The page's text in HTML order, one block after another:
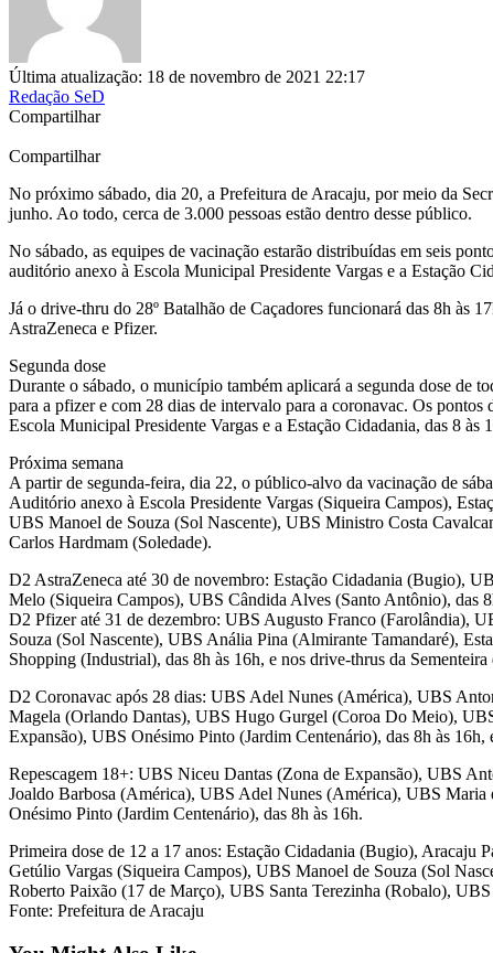
Última atualização: 18 de novembro de 2021 22:17
Redação SeD
Compartilhar
Compartilhar
No próximo sábado, dia 20, a Prefeitura de Aracaju, por meio da
junho. Ao todo, cerca de 3.000 pessoas estão dentro desse público.
No sábado, as equipes de vacinação estarão distribuídas em seis
auditório anexo à Escola Municipal Presidente Vargas e a Estação
Já o drive-thru do 28º Batalhão de Caçadores funcionará das 8h às
AstraZeneca e Pfizer.
Segunda dose
Durante o sábado, o município também aplicará a segunda dose de
para a pfizer e com 28 dias de intervalo para a coronavac. Os
Escola Municipal Presidente Vargas e a Estação Cidadania, das 8
Próxima semana
A partir de segunda-feira, dia 22, o público-alvo da vacinação de
Auditório anexo à Escola Presidente Vargas (Siqueira Campos),
UBS Manoel de Souza (Sol Nascente), UBS Ministro Costa
Carlos Hardmam (Soledade).
D2 AstraZeneca até 30 de novembro: Estação Cidadania (Bugio),
Melo (Siqueira Campos), UBS Cândida Alves (Santo Antônio), das
D2 Pfizer até 31 de dezembro: UBS Augusto Franco (Farolândia),
Souza (Sol Nascente), UBS Anália Pina (Almirante Tamandaré),
Shopping (Industrial), das 8h às 16h, e nos drive-thrus da
D2 Coronavac após 28 dias: UBS Adel Nunes (América), UBS
Magela (Orlando Dantas), UBS Hugo Gurgel (Coroa Do Meio),
Expansão), UBS Onésimo Pinto (Jardim Centenário), das 8h às
Repescagem 18+: UBS Niceu Dantas (Zona de Expansão), UBS
Joaldo Barbosa (América), UBS Adel Nunes (América), UBS
Onésimo Pinto (Jardim Centenário), das 8h às 16h.
Primeira dose de 12 a 17 anos: Estação Cidadania (Bugio),
Getúlio Vargas (Siqueira Campos), UBS Manoel de Souza (Sol
Roberto Paixão (17 de Março), UBS Santa Terezinha (Robalo),
Fonte: Prefeitura de Aracaju